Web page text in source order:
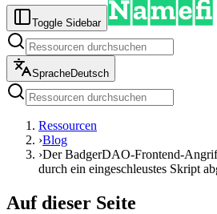
Toggle Sidebar
SpracheDeutsch
Ressourcen
›Blog
›Der BadgerDAO-Frontend-
durch ein eingeschleustes Skript
Auf dieser Seite